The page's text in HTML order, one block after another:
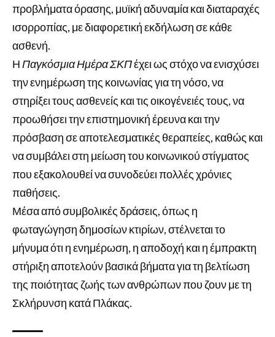
προβλήματα όρασης, μυϊκή αδυναμία και διαταραχές
ισορροπίας, με διαφορετική εκδήλωση σε κάθε
ασθενή.
ΗΠαγκόσμια Ημέρα ΣΚΠέχει ως στόχο να ενισχύσει
την ενημέρωση της κοινωνίας για τη νόσο, να
στηρίξει τους ασθενείς και τις οικογένειές τους, να
προωθήσει την επιστημονική έρευνα και την
πρόσβαση σε αποτελεσματικές θεραπείες, καθώς και
να συμβάλει στη μείωση του κοινωνικού στίγματος
που εξακολουθεί να συνοδεύει πολλές χρόνιες
παθήσεις.
Μέσα από συμβολικές δράσεις, όπως η
φωταγώγηση δημοσίων κτιρίων, στέλνεται το
μήνυμα ότι η ενημέρωση, η αποδοχή και η έμπρακτη
στήριξη αποτελούν βασικά βήματα για τη βελτίωση
της ποιότητας ζωής των ανθρώπων που ζουν με τη
Σκλήρυνση κατά Πλάκας.